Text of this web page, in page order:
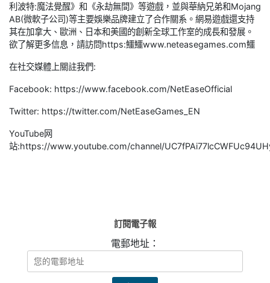
利波特:魔法覺醒》和《永劫無間》等遊戲，並與華納兄弟和Mojang
AB(微軟子公司)等主要娛樂品牌建立了合作關系。網易遊戲還支持
其在加拿大、歐洲、日本和美國的創新全球工作室的成長和發展。
欲了解更多信息，請訪問https:鱷鱷www.neteasegames.com鱷
在社交媒體上關註我們:
Facebook: https://www.facebook.com/NetEaseOfficial
Twitter: https://twitter.com/NetEaseGames_EN
YouTube网
站:https://www.youtube.com/channel/
訂閱電子報
電郵地址：